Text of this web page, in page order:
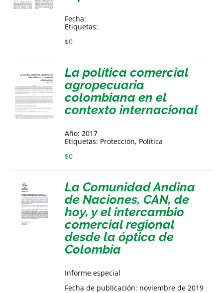
Fecha:
Etiquetas:
$0
La política comercial
agropecuaria
colombiana en el
contexto internacional
Año: 2017
Etiquetas: Protección, Política
$0
La Comunidad Andina
de Naciones, CAN, de
hoy, y el intercambio
comercial regional
desde la óptica de
Colombia
Informe especial
Fecha de publicación: noviembre de 2019